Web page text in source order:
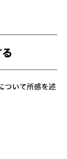
ついて所感を述